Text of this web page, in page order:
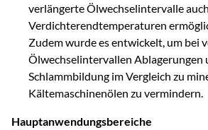
verlängerte Ölwechselintervalle
Verdichterendtemperaturen
Zudem wurde es entwickelt, um bei
Ölwechselintervallen Ablagerungen
Schlammbildung im Vergleich zu
Kältemaschinenölen zu vermindern.
Hauptanwendungsbereiche